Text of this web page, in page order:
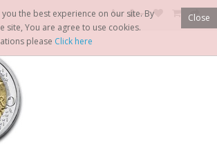
Close
the best experience on our site. By
site, You are agree to use cookies.
please Click here